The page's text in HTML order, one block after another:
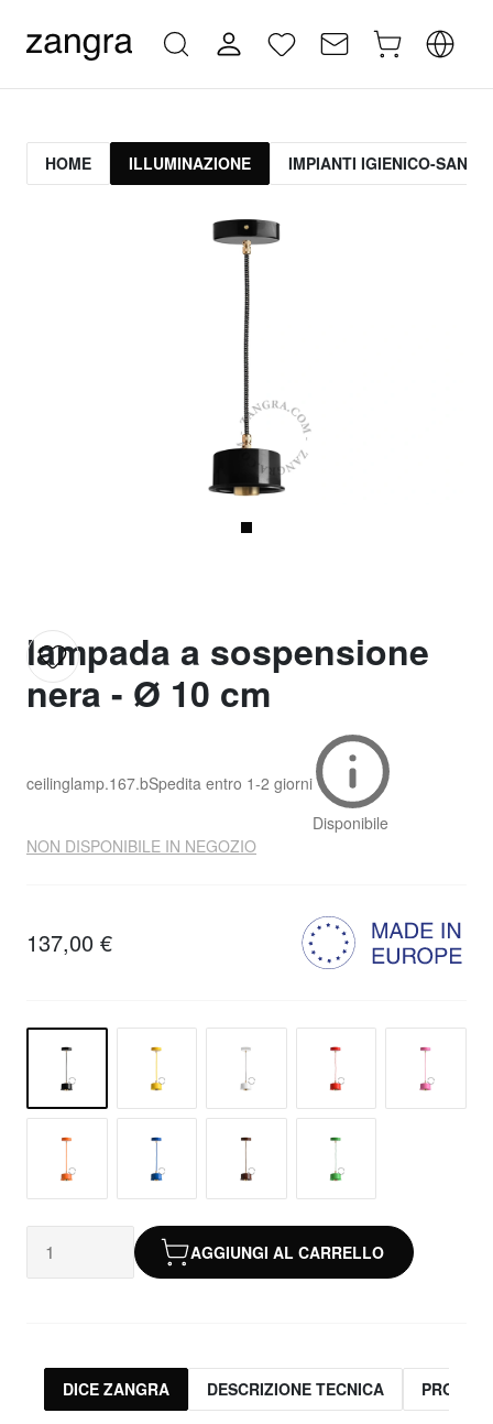
HOME ILLUMINAZIONE IMPIANTI IGIENICO-
lampada a sospensione
nera - Ø 10 cm
ceilinglamp.167.bSpedita entro 1-2 giorni
Disponibile
NON DISPONIBILE IN NEGOZIO
137,00 €
AGGIUNGI AL CARRELLO
DICE ZANGRA DESCRIZIONE TECNICA